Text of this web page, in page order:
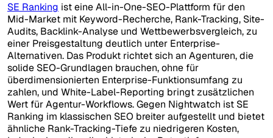
SE Ranking ist eine All-in-One-SEO-Plattform für den
Mid-Market mit Keyword-Recherche, Rank-Tracking, Site-
Audits, Backlink-Analyse und Wettbewerbsvergleich, zu
einer Preisgestaltung deutlich unter Enterprise-
Alternativen. Das Produkt richtet sich an Agenturen, die
solide SEO-Grundlagen brauchen, ohne für
überdimensionierten Enterprise-Funktionsumfang zu
zahlen, und White-Label-Reporting bringt zusätzlichen
Wert für Agentur-Workflows. Gegen Nightwatch ist SE
Ranking im klassischen SEO breiter aufgestellt und bietet
ähnliche Rank-Tracking-Tiefe zu niedrigeren Kosten,